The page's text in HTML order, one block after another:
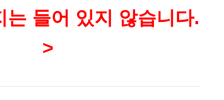
게 준비된 느낌을 줍니다. 해외
스트패밀리처럼 예의를 갖추어
는 들어 있지 않습니다.
>